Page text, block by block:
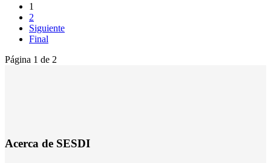
1
2
Siguiente
Final
Página 1 de 2
Acerca de SESDI